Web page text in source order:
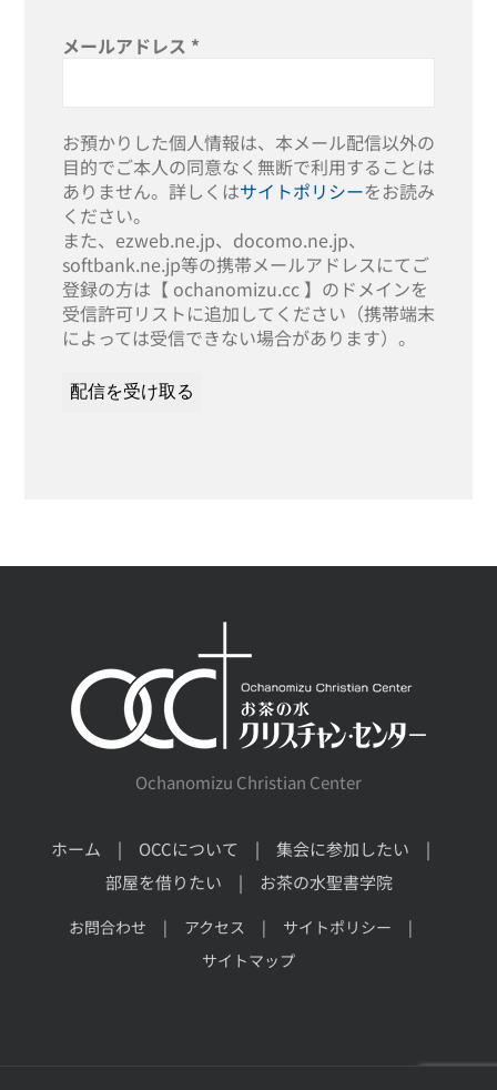
メールアドレス *
お預かりした個人情報は、本メール配信以外の
目的でご本人の同意なく無断で利用することは
ありません。詳しくはサイトポリシーをお読み
ください。
また、ezweb.ne.jp、docomo.ne.jp、
softbank.ne.jp等の携帯メールアドレスにてご
登録の方は【 ochanomizu.cc 】のドメインを
受信許可リストに追加してください（携帯端末
によっては受信できない場合があります）。
Ochanomizu Christian Center
ホーム OCCについて
集会に参加したい
部屋を借りたい
お茶の水聖書学院
お問合わせ アクセス
サイトポリシー
サイトマップ